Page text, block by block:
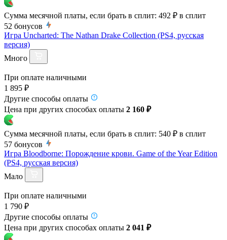
Сумма месячной платы, если брать в сплит: 492 ₽ в сплит
52 бонусов
Игра Uncharted: The Nathan Drake Collection (PS4, русская
версия)
Много
При оплате наличными
1 895 ₽
Другие способы оплаты
Цена при других способах оплаты 2 160 ₽
Сумма месячной платы, если брать в сплит: 540 ₽ в сплит
57 бонусов
Игра Bloodborne: Порождение крови. Game of the Year Edition
(PS4, русская версия)
Мало
При оплате наличными
1 790 ₽
Другие способы оплаты
Цена при других способах оплаты 2 041 ₽